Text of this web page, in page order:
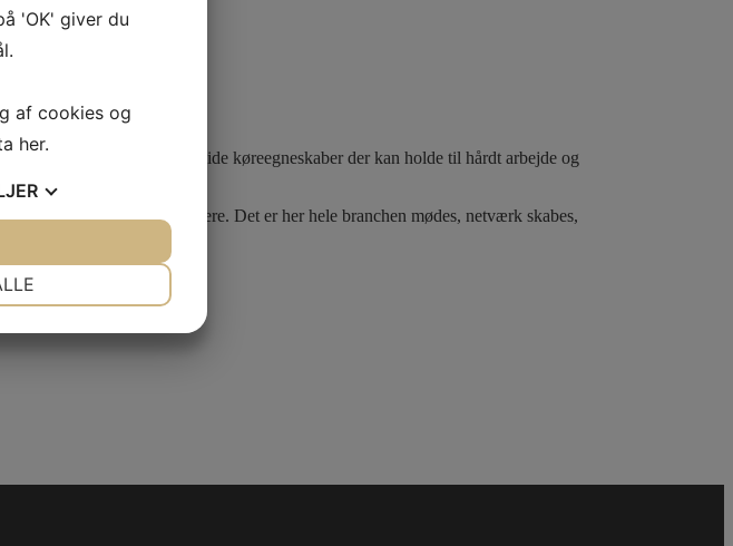
kratfulde motorer og solide køreegneskaber der kan holde til hårdt arbejde og
og samarbejdspartnere. Det er her hele branchen mødes, netværk skabes,
'OK' giver du
af cookies og
her.